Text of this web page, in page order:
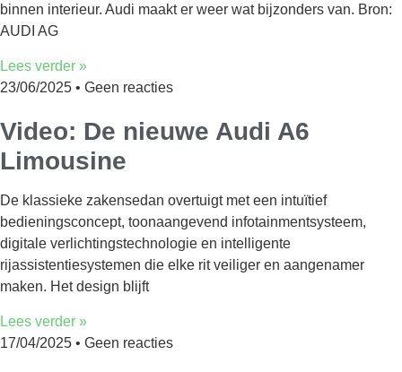
binnen interieur. Audi maakt er weer wat bijzonders van. Bron:
AUDI AG
Lees verder »
23/06/2025
Geen reacties
Video: De nieuwe Audi A6
Limousine
De klassieke zakensedan overtuigt met een intuïtief
bedieningsconcept, toonaangevend infotainmentsysteem,
digitale verlichtingstechnologie en intelligente
rijassistentiesystemen die elke rit veiliger en aangenamer
maken. Het design blijft
Lees verder »
17/04/2025
Geen reacties